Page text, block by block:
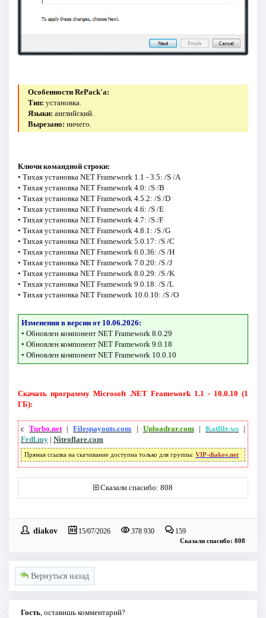
Особенности RePack'a:
Тип: установка.
Языки: английский.
Вырезано: ничего.
Ключи командной строки:
• Тихая установка NET Framework 1.1 - 3.5: /S /A
• Тихая установка NET Framework 4.0: /S /B
• Тихая установка NET Framework 4.5.2: /S /D
• Тихая установка NET Framework 4.6: /S /E
• Тихая установка NET Framework 4.7: /S /F
• Тихая установка NET Framework 4.8.1: /S /G
• Тихая установка NET Framework 5.0.17: /S /C
• Тихая установка NET Framework 6.0.36: /S /H
• Тихая установка NET Framework 7.0.20: /S /J
• Тихая установка NET Framework 8.0.29: /S /K
• Тихая установка NET Framework 9.0.18: /S /L
• Тихая установка NET Framework 10.0.10: /S /O
Изменения в версии от 10.06.2026:
• Обновлен компонент NET Framework 8.0.29
• Обновлен компонент NET Framework 9.0.18
• Обновлен компонент NET Framework 10.0.10
Скачать программу Microsoft .NET Framework 1.1 - 10.0.10 (1
ГБ):
с Turbo.net|Filespayouts.com | Uploadrar.com |Katfile.ws |
Frdl.my| Nitroflare.com
Прямая ссылка на скачивание доступна только для группы: VIP-diakov.net
Сказали спасибо: 808
diakov 15/07/2026 378 930 159
Сказали спасибо: 808
Вернуться назад
Гость , оставишь комментарий?